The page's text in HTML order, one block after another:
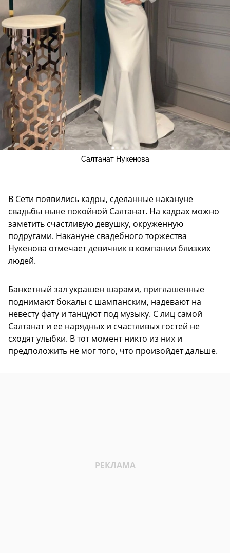
Салтанат Нукенова
В Сети появились кадры, сделанные накануне
свадьбы ныне покойной Салтанат. На кадрах можно
заметить счастливую девушку, окруженную
подругами. Накануне свадебного торжества
Нукенова отмечает девичник в компании близких
людей.
Банкетный зал украшен шарами, приглашенные
поднимают бокалы с шампанским, надевают на
невесту фату и танцуют под музыку. С лиц самой
Салтанат и ее нарядных и счастливых гостей не
сходят улыбки. В тот момент никто из них и
предположить не мог того, что произойдет дальше.